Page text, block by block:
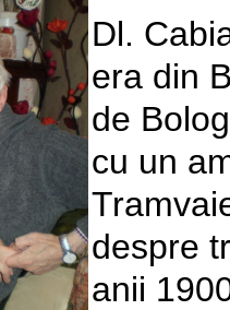
Dl.
era din
de
cu un
despre
anii